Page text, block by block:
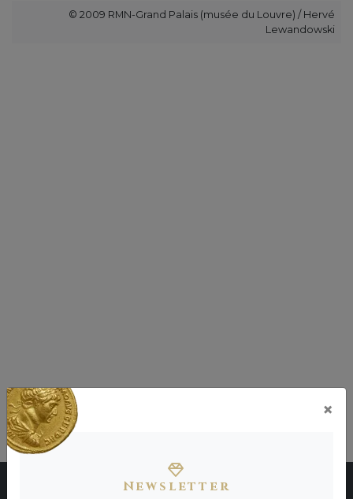
© 2009 RMN-Grand Palais (musée du Louvre) / Hervé
Lewandowski
American Numismatic Society
×
Newsletter